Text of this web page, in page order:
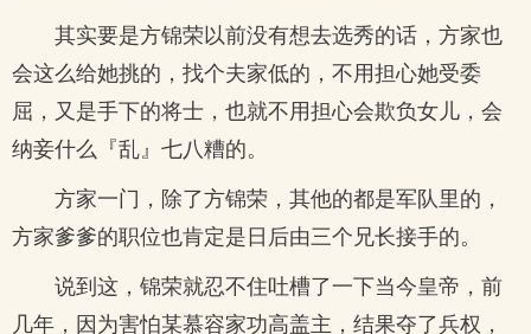
其实要是方锦荣以前没有想去选秀的话，方家也
会这么给她挑的，找个夫家低的，不用担心她受委
屈，又是手下的将士，也就不用担心会欺负女儿，会
纳妾什么『乱』七八糟的。
方家一门，除了方锦荣，其他的都是军队里的，
方家爹爹的职位也肯定是日后由三个兄长接手的。
说到这，锦荣就忍不住吐槽了一下当今皇帝，前
几年，因为害怕某慕容家功高盖主，结果夺了兵权，